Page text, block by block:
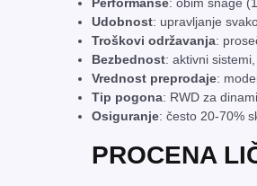
Udobnost: upravljanje
Troškovi održavanja:
Bezbednost: aktivni
Vrednost preprodaje:
Tip pogona: RWD za
Osiguranje: često 20-70%
PROCENA